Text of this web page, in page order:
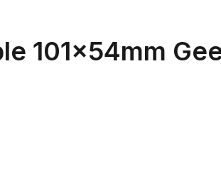
101x54mm